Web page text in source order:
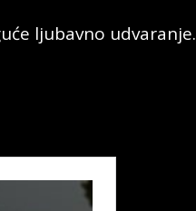
ljubavno udvaranje.